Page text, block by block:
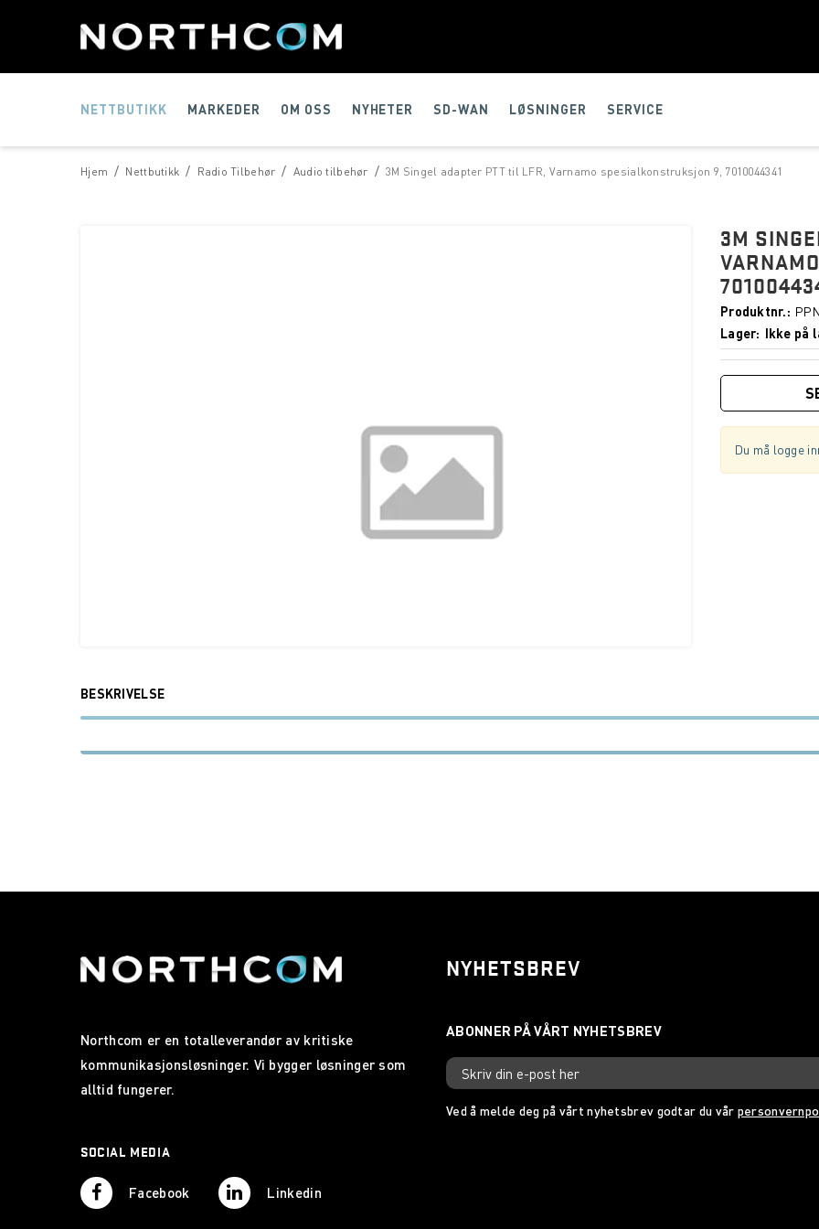
NETTBUTIKK MARKEDER OM OSS NYHETER SD-WAN LØSNINGER SERVICE
/
Hjem /
Nettbutikk /
Radio Tilbehør /
Audio tilbehør 3M Singel adapter PTT til LFR, Varnamo spesialkonstruksjon 9, 7010044341
3M
Produktnr.
Lager
Ikke på
Du må logge
BESKRIVELSE
Northcom er en totalleverandør av kritiske
kommunikasjonsløsninger. Vi bygger løsninger som
alltid fungerer.
SOCIAL MEDIA
Facebook Linkedin
NYHETSBREV
Ved å melde deg på vårt nyhetsbrev godtar du vår